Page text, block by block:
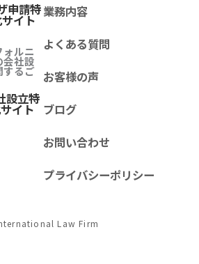
申請特
イト
ォルニ
会社設
するご
設立特
イト
業務内容
よくある質問
お客様の声
ブログ
お問い合わせ
プライバシーポリシー
Law Firm